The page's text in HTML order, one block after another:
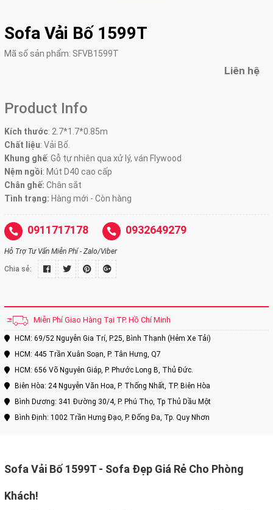
Sofa Vải Bố 1599T
Mã số sản phẩm: SFVB1599T
Liên hệ
Product Info
Kích thước: 2.7*1.7*0.85m
Chất liệu: Vải Bố.
Khung ghế: Gỗ tự nhiên qua xử lý, ván Flywood
Nệm ngồi: Mút D40 cao cấp
Chân ghế: Chân sắt
Tình trạng: Hàng mới - Còn hàng
0911717178 0932649279
Hỗ Trợ Tư Vấn Miễn Phí - Zalo/Viber
Chia sẻ:
Miễn Phí Giao Hàng Tại TP. Hồ Chí Minh
HCM: 69/52 Nguyễn Gia Trí, P.25, Bình Thạnh (Hẻm Xe Tải)
HCM: 445 Trần Xuân Soạn, P. Tân Hưng, Q7
HCM: 656 Võ Nguyên Giáp, P. Phước Long B, Thủ Đức.
Biên Hòa: 24 Nguyễn Văn Hoa, P. Thống Nhất, TP. Biên Hòa
Bình Dương: 341 Đường 30/4, P. Phú Thọ, Tp Thủ Dầu Một
Bình Định: 1002 Trần Hưng Đạo, P. Đống Đa, Tp. Quy Nhơn
Sofa Vải Bố 1599T - Sofa Đẹp Giá Rẻ Cho Phòng
Khách!